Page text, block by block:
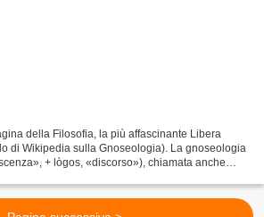
della Filosofia, la più affascinante Libera
di Wikipedia sulla Gnoseologia). La gnoseologia
+ lògos, «discorso»), chiamata anche